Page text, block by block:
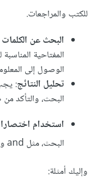
للكتب والمراجعات.
البحث عن الكلمات
المفتاحية
الوصول إلى
تحليل النتائج:
البحث، والتأكد
استخدام
البحث، مثل and و or وعلامات التنصيص.
وإليك أمثلة: